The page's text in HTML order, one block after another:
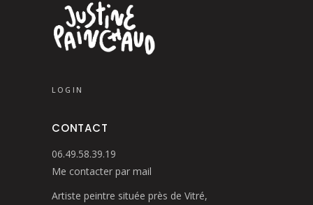
LOGIN
CONTACT
06.49.58.39.19
Me contacter par mail
Artiste peintre située près de Vitré,